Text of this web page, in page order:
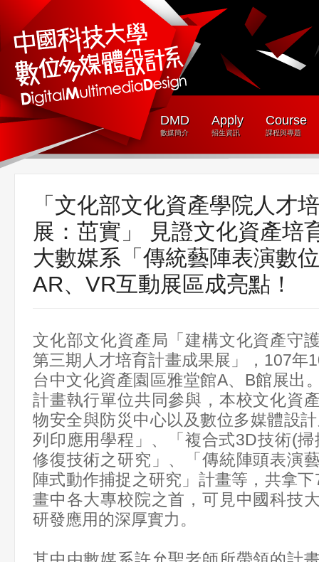
DMD
數媒簡介
Apply
招生資訊
Course
課程與專題
「文化部文化資產學院人才
展：茁實」 見證文化資產培
大數媒系「傳統藝陣表演數
AR、VR互動展區成亮點！
文化部文化資產局「建構文化資產守
第三期人才培育計畫成果展」，107年
台中文化資產園區雅堂館A、B館展出
計畫執行單位共同參與，本校文化資
物安全與防災中心以及數位多媒體設
列印應用學程」、「複合式3D技術(
修復技術之研究」、「傳統陣頭表演
陣式動作捕捉之研究」計畫等，共拿
畫中各大專校院之首，可見中國科技
研發應用的深厚實力。